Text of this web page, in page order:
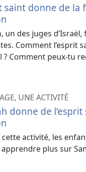
saint donne de la
un des juges
Comment l’esprit
? Comment peux-tu
UNE ACTIVITÉ
donne de l’esprit
cette activité, les
plus sur